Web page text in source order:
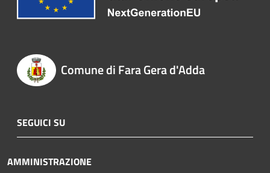
Comune di Fara Gera d'Adda
SEGUICI SU
AMMINISTRAZIONE